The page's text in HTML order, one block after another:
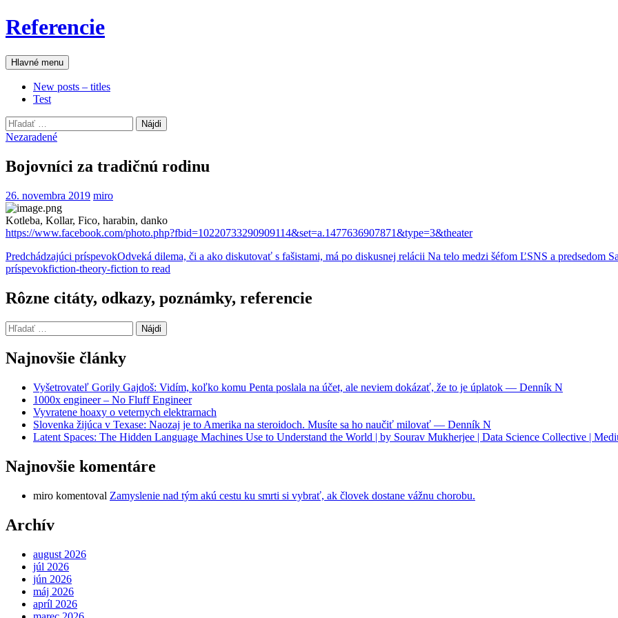
Preskočiť
na
Referencie
Hľadať
Hlavné menu
New posts – titles
Test
Hľadať:
Nezaradené
Bojovníci za tradičnú rodinu
26. novembra 2019 miro
Kotleba, Kollar, Fico, harabin, danko
https://www.facebook.com/photo.php?fbid=10220733290909114&set=a.1477636907871&type=3&theater
Navigácia
článkami
Predchádzajúci príspevokOdveká dilema, či a ako diskutovať s fašistami, má po diskusnej relácii Na telo medzi šéfom ĽSNS a predsedom
príspevokfiction-theory-fiction to read
Rôzne citáty, odkazy, poznámky, referencie
Hľadať:
Najnovšie články
Vyšetrovateľ Gorily Gajdoš: Vidím, koľko komu Penta poslala na účet, ale neviem dokázať, že to je úplatok — Denník N
1000x engineer – No Fluff Engineer
Vyvratene hoaxy o veternych elektrarnach
Slovenka žijúca v Texase: Naozaj je to Amerika na steroidoch. Musíte sa ho naučiť milovať — Denník N
Latent Spaces: The Hidden Language Machines Use to Understand the World | by Sourav Mukherjee | Data Science Collective |
Najnovšie komentáre
miro komentoval Zamyslenie nad tým akú cestu ku smrti si vybrať, ak človek dostane vážnu chorobu.
Archív
august 2026
júl 2026
jún 2026
máj 2026
apríl 2026